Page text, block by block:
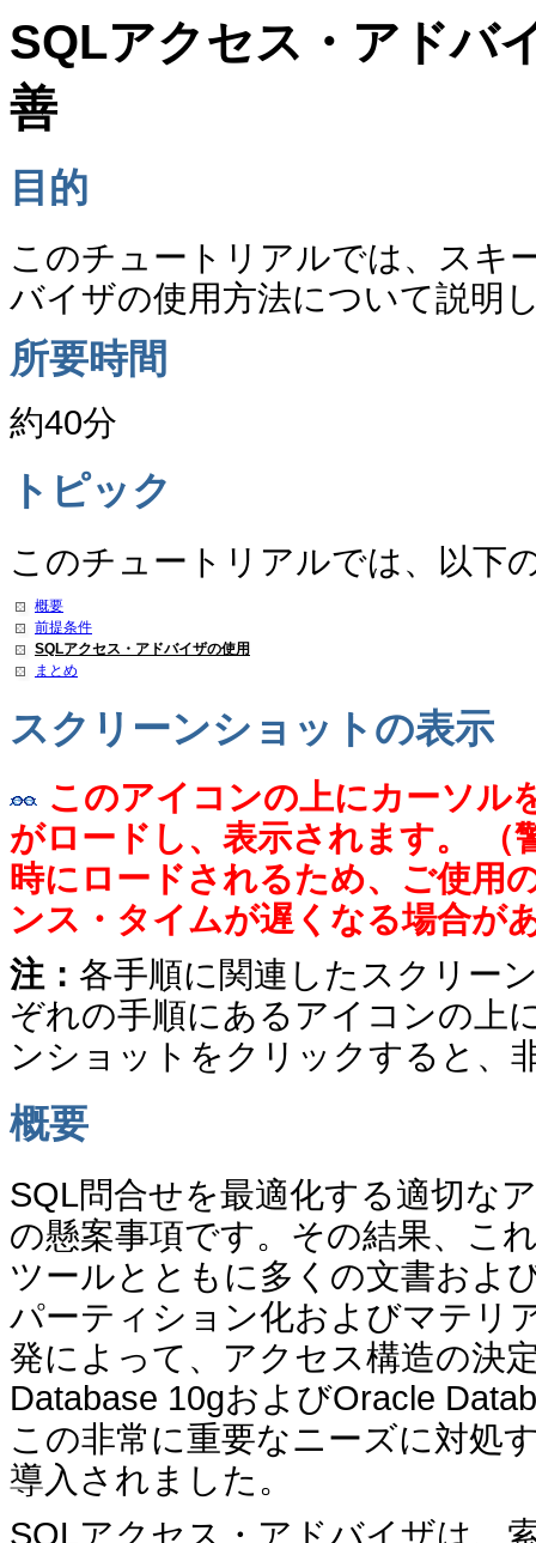
SQLアクセス・アドバ
善
目的
このチュートリアルでは、スキ
バイザの使用方法について説明
所要時間
約40分
トピック
このチュートリアルでは、以下
概要
前提条件
SQLアクセス・アドバイザの使用
まとめ
スクリーンショットの表示
このアイコンの上にカーソル
がロードし、表示されます。
時にロードされるため、ご使用
ンス・タイムが遅くなる場合が
注： 各手順に関連したスクリー
ぞれの手順にあるアイコンの上
ンショットをクリックすると、
概要
SQL問合せを最適化する適切な
の懸案事項です。その結果、こ
ツールとともに多くの文書およ
パーティション化およびマテリ
発によって、アクセス構造の決
Database 10gおよびOracle
この非常に重要なニーズに対処
導入されました。
SQLアクセス・アドバイザは、